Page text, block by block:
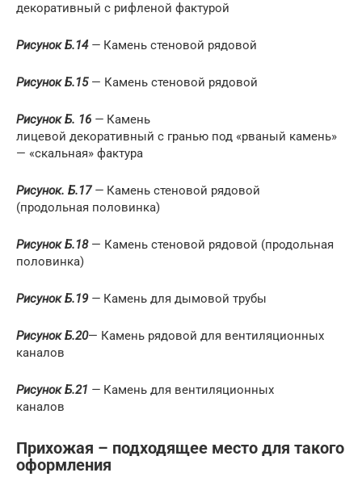
декоративный с рифленой фактурой
Рисунок Б.14— Камень стеновой рядовой
Рисунок Б.15 — Камень стеновой рядовой
Рисунок Б. 16 — Камень
лицевой декоративный с гранью под «рваный камень»
— «скальная» фактура
Рисунок. Б.17— Камень стеновой рядовой
(продольная половинка)
Рисунок Б.18 — Камень стеновой рядовой (продольная
половинка)
Рисунок Б.19 — Камень для дымовой трубы
Рисунок Б.20— Камень рядовой для вентиляционных
каналов
Рисунок Б.21 — Камень для вентиляционных
каналов
Прихожая – подходящее место для такого
оформления